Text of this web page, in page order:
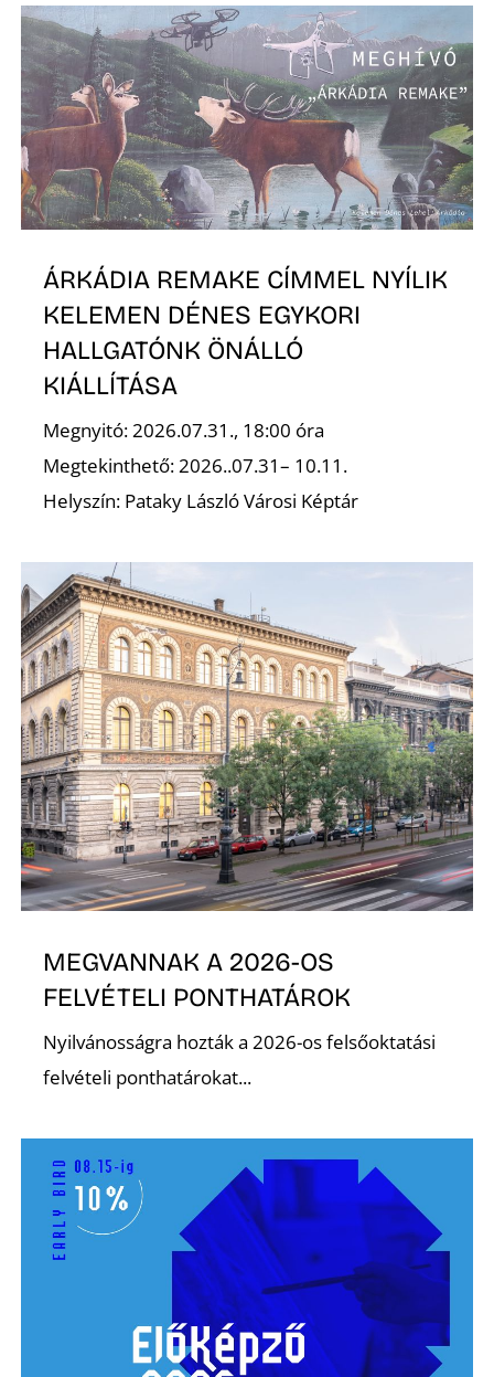
ÁRKÁDIA REMAKE CÍMMEL NYÍLIK
KELEMEN DÉNES EGYKORI
HALLGATÓNK ÖNÁLLÓ
KIÁLLÍTÁSA
Megnyitó: 2026.07.31., 18:00 óra
Megtekinthető: 2026..07.31– 10.11.
Helyszín: Pataky László Városi Képtár
MEGVANNAK A 2026-OS
FELVÉTELI PONTHATÁROK
Nyilvánosságra hozták a 2026-os felsőoktatási
felvételi ponthatárokat...